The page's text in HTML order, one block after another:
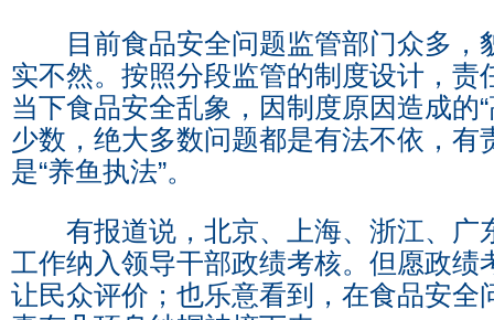
目前食品安全问题监管部门众多，
实不然。按照分段监管的制度设计，责
当下食品安全乱象，因制度原因造成的
少数，绝大多数问题都是有法不依，有
是“养鱼执法”。
有报道说，北京、上海、浙江、广
工作纳入领导干部政绩考核。但愿政绩
让民众评价；也乐意看到，在食品安全